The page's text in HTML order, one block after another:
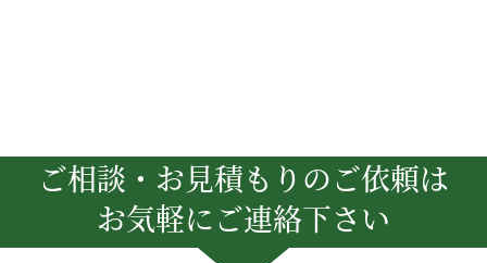
ご相談・お見積もりのご依頼は
お気軽にご連絡下さい